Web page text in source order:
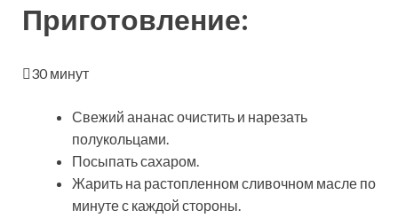
Приготовление:
30 минут
Свежий ананас очистить и нарезать
полукольцами.
Посыпать сахаром.
Жарить на растопленном сливочном масле по
минуте с каждой стороны.